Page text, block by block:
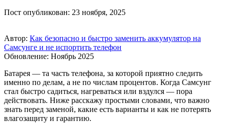
Пост опубликован: 23 ноября, 2025
Автор: Как безопасно и быстро заменить аккумулятор на
Самсунге и не испортить телефон
Обновление: Ноябрь 2025
Батарея — та часть телефона, за которой приятно следить
именно по делам, а не по числам процентов. Когда Самсунг
стал быстро садиться, нагреваться или вздулся — пора
действовать. Ниже расскажу простыми словами, что важно
знать перед заменой, какие есть варианты и как не потерять
влагозащиту и гарантию.